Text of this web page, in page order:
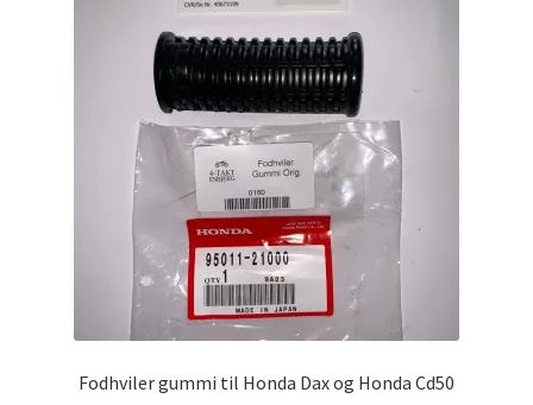
Fodhviler gummi til Honda Dax og Honda Cd50